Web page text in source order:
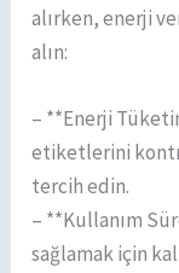
alırken, enerji
alın:
– **Enerji
etiketlerini
tercih edin.
– **Kullanım
sağlamak için